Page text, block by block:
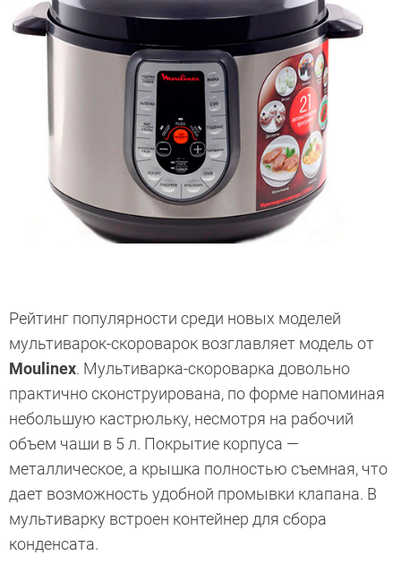
Рейтинг популярности среди новых моделей
мультиварок-скороварок возглавляет модель от
Moulinex. Мультиварка-скороварка довольно
практично сконструирована, по форме напоминая
небольшую кастрюльку, несмотря на рабочий
объем чаши в 5 л. Покрытие корпуса —
металлическое, а крышка полностью съемная, что
дает возможность удобной промывки клапана. В
мультиварку встроен контейнер для сбора
конденсата.